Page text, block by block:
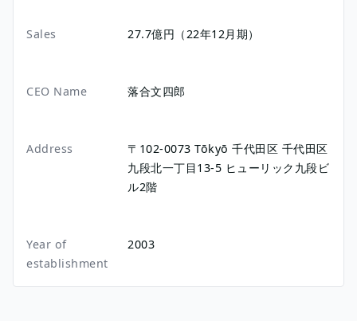
Sales 27.7億円（22年12月期）
CEO Name 落合文四郎
Address 〒102-0073Tōkyō千代田区 千代田区
九段北一丁目13-5 ヒューリック九段ビ
ル​2階
Year of
establishment
2003